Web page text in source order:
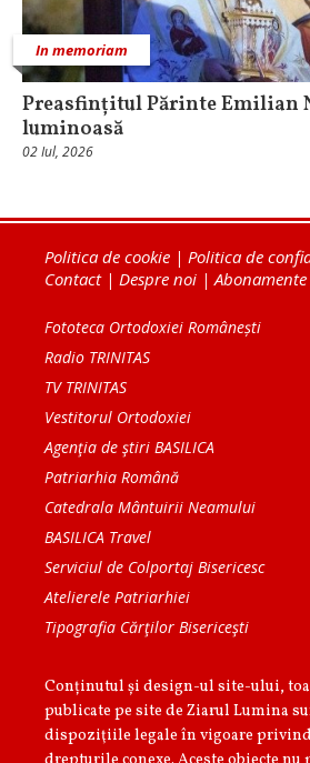
In memoriam
Preasfințitul Părinte Emilian
luminoasă
02 Iul, 2026
Politica de cookie | Politica de
Contact| Despre noi |Abonamente
Fototeca Ortodoxiei Românești
Radio TRINITAS
TV TRINITAS
Vestitorul Ortodoxiei
Agenţia de ştiri BASILICA
Patriarhia Română
Catedrala Mântuirii Neamului
BASILICA Travel
Serviciul de Colportaj Bisericesc
Atelierele Patriarhiei
Tipografia Cărţilor Bisericeşti
Conținutul și design-ul site-ului,
publicate pe site de Ziarul Lumina
dispoziţiile legale în vigoare